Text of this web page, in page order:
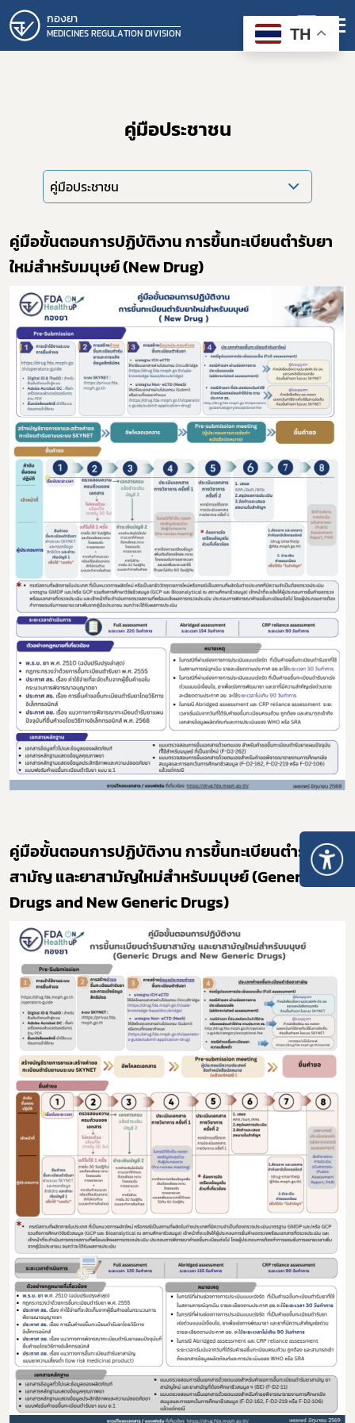
กองยา
MEDICINES REGULATION DIVISION
คู่มือประชาชน
คู่มือประชาชน
คู่มือขั้นตอนการปฏิบัติงาน การขึ้นทะเบียนตำรับยา
ใหม่สำหรับมนุษย์ (New Drug)
คู่มือขั้นตอนการปฏิบัติงาน การขึ้นทะเบียนตำรับยา
สามัญ และยาสามัญใหม่สำหรับมนุษย์ (Generic
Drugs and New Generic Drugs)
TH